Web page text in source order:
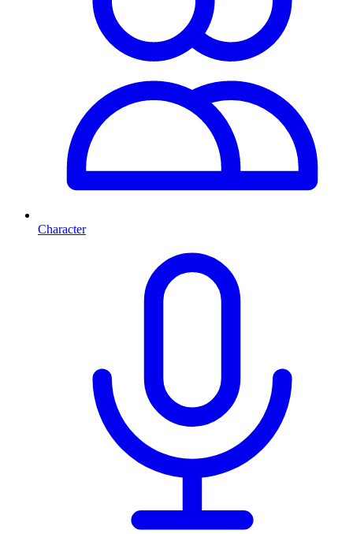
Character